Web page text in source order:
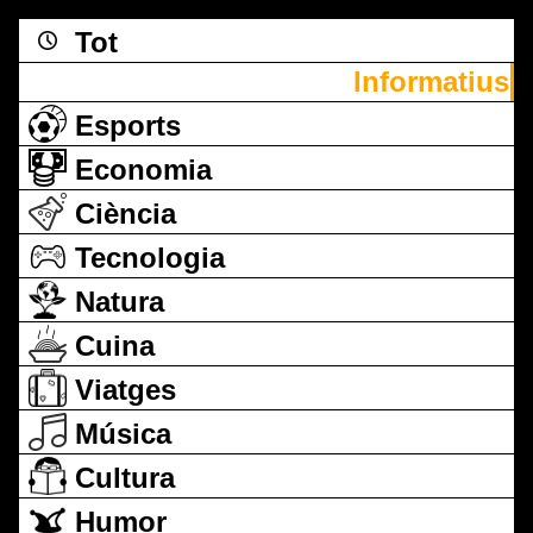
Tot
Informatius
Esports
Economia
Ciència
Tecnologia
Natura
Cuina
Viatges
Música
Cultura
Humor